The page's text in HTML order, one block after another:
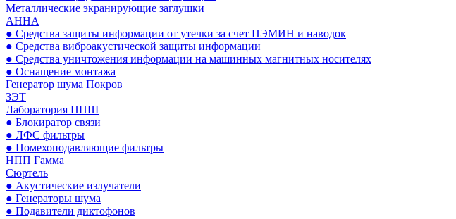
Металлические экранирующие заглушки
АННА
● Средства защиты информации от утечки за счет ПЭМИН и наводок
● Средства виброакустической защиты информации
● Средства уничтожения информации на машинных магнитных носителях
● Оснащение монтажа
Генератор шума Покров
ЗЭТ
Лаборатория ППШ
● Блокиратор связи
● ЛФС фильтры
● Помехоподавляющие фильтры
НПП Гамма
Сюртель
● Акустические излучатели
● Генераторы шума
● Подавители диктофонов